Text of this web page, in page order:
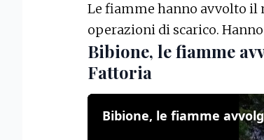
Le fiamme hanno avvolto il
operazioni di scarico.
Bibione, le fiamme
Fattoria
Bibione, le fiamme